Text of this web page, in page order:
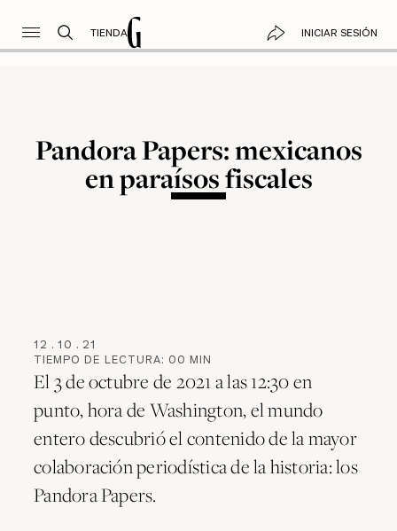
TIENDA INICIAR SESIÓN
Pandora Papers: mexicanos
en paraísos fiscales
12 . 10 . 21
TIEMPO DE LECTURA: 00 MIN
El 3 de octubre de 2021 a las 12:30 en
punto, hora de Washington, el mundo
entero descubrió el contenido de la mayor
colaboración periodística de la historia: los
Pandora Papers.